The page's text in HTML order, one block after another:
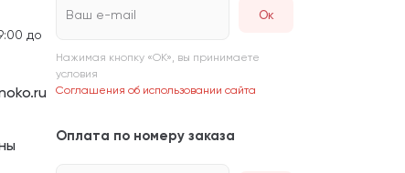
до
Ваш e-mail
Нажимая кнопку «ОК», вы принимаете
условия
Соглашения об использовании сайта
Оплата по номеру заказа